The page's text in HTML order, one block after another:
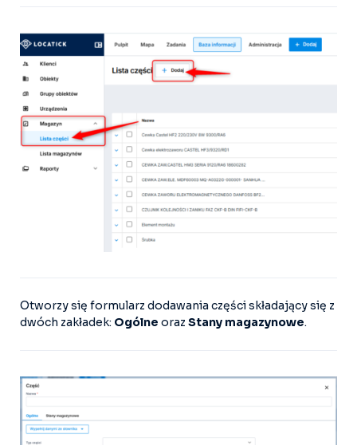
Otworzy się formularz dodawania części składający się z
dwóch zakładek: Ogólne oraz Stany magazynowe.